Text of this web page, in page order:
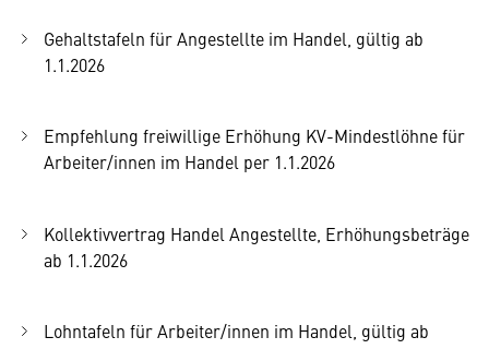
Gehaltstafeln für Angestellte im Handel, gültig ab
1.1.2026
Empfehlung freiwillige Erhöhung KV-Mindestlöhne für
Arbeiter/innen im Handel per 1.1.2026
Kollektivvertrag Handel Angestellte, Erhöhungsbeträge
ab 1.1.2026
Lohntafeln für Arbeiter/innen im Handel, gültig ab